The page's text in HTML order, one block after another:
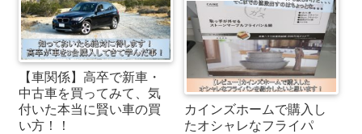
【車関係】高卒で新車・
中古車を買ってみて、気
付いた本当に賢い車の買
い方！！
カインズホームで購入し
たオシャレなフライパ